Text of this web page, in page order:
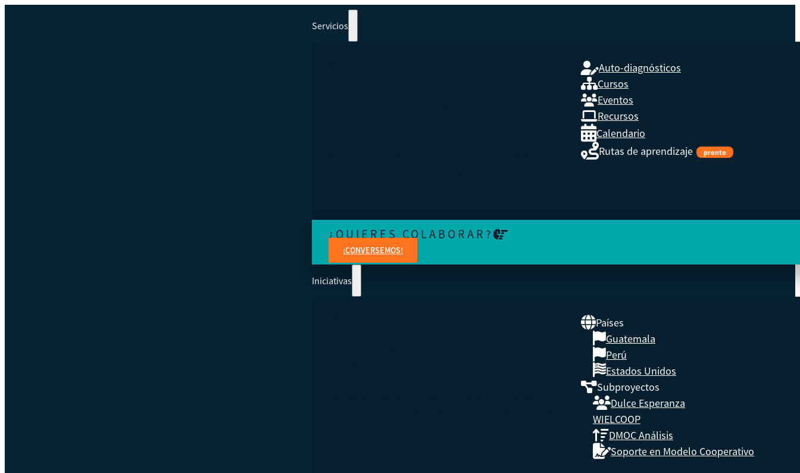
Servicios
Auto-diagnósticos
Cursos
Eventos
Recursos
Calendario
Rutas de aprendizaje
pronto
¿QUIERES COLABORAR?
¡CONVERSEMOS!
Iniciativas
Países
Guatemala
Perú
Estados Unidos
Subproyectos
Dulce Esperanza
WIELCOOP
DMOC Análisis
Soporte en Modelo Cooperativo